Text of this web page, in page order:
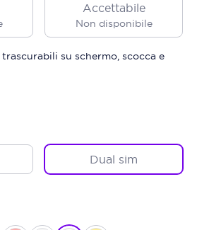
Accettabile
Non disponibile
su schermo, scocca e
Dual sim